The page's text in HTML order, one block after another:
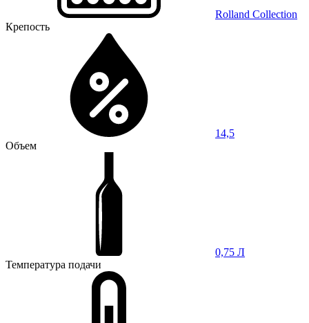
Rolland Collection
Крепость
14,5
Объем
0,75 Л
Температура подачи